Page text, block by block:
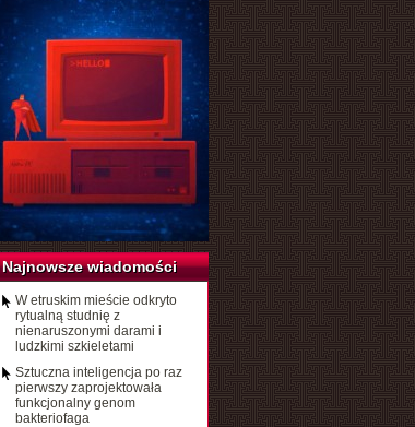
Najnowsze wiadomości
W etruskim mieście odkryto
rytualną studnię z
nienaruszonymi darami i
ludzkimi szkieletami
Sztuczna inteligencja po raz
pierwszy zaprojektowała
funkcjonalny genom
bakteriofaga